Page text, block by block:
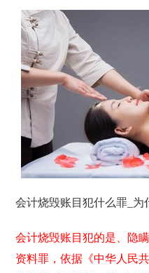
会计烧毁账目犯什么罪_为
会计烧毁账目犯的是、隐
资料罪，依据《中华人民